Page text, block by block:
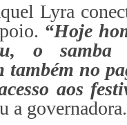
Lyra
“Hoje
o
também no
aos
a governadora.